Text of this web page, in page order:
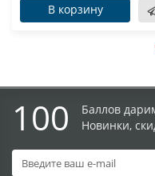
В корзину
100
Баллов
Новинки,